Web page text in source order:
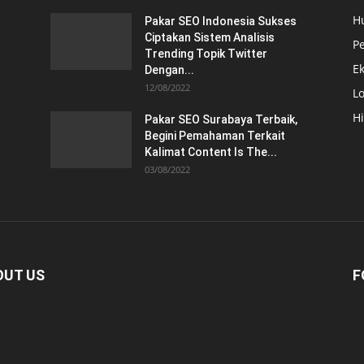
Pakar SEO Indonesia Sukses
Ciptakan Sistem Analisis
Trending Topik Twitter
Dengan...
12/08/2022
Pakar SEO Surabaya Terbaik,
Begini Pemahaman Terkait
Kalimat Content Is The...
03/08/2022
US